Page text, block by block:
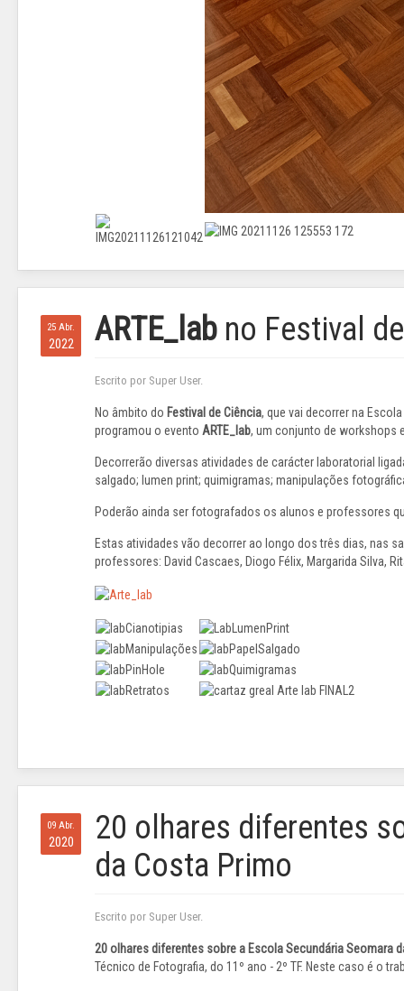
25 Abr.
2022 ARTE_lab no Festival
Escrito por Super User.
No âmbito do Festival de Ciência, que vai decorrer na
programou o evento ARTE_lab, um conjunto de workshops
Decorrerão diversas atividades de carácter laboratorial
salgado; lumen print; quimigramas; manipulações
Poderão ainda ser fotografados os alunos e professores
Estas atividades vão decorrer ao longo dos três dias, nas
professores: David Cascaes, Diogo Félix, Margarida Silva,
09 Abr.
2020
20 olhares diferentes
da Costa Primo
Escrito por Super User.
20 olhares diferentes sobre a Escola Secundária Seomara
Técnico de Fotografia, do 11º ano - 2º TF. Neste caso é o